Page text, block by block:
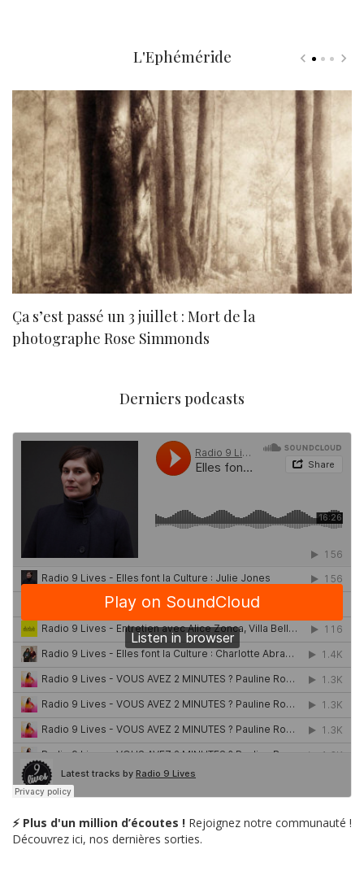
L'Ephéméride
Ça s’est passé un 3 juillet : Mort de la
photographe Rose Simmonds
Derniers podcasts
⚡ Plus d'un million d’écoutes ! Rejoignez notre communauté !
Découvrez ici, nos dernières sorties.